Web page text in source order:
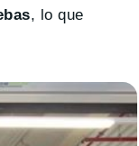
, lo que